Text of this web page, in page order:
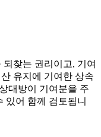
찾는 권리이고, 기여
유지에 기여한 상속
대방이 기여분을 주
있어 함께 검토됩니